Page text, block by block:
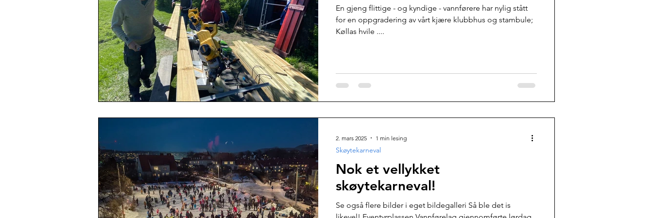
En gjeng flittige - og kyndige - vannførere har nylig stått
for en oppgradering av vårt kjære klubbhus og stambule;
Køllas hvile ....
Nok et vellykket
skøytekarneval!
Se også flere bilder i eget bildegalleri Så ble det is
Skøytekarneval
2. mars 2025 1 min lesing